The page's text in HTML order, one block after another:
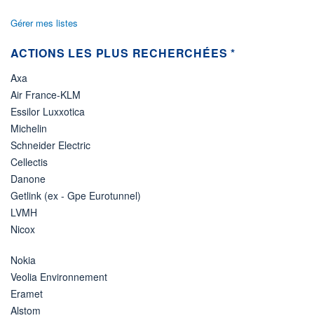
Gérer mes listes
ACTIONS LES PLUS RECHERCHÉES *
Axa
Air France-KLM
Essilor Luxxotica
Michelin
Schneider Electric
Cellectis
Danone
Getlink (ex - Gpe Eurotunnel)
LVMH
Nicox
Nokia
Veolia Environnement
Eramet
Alstom